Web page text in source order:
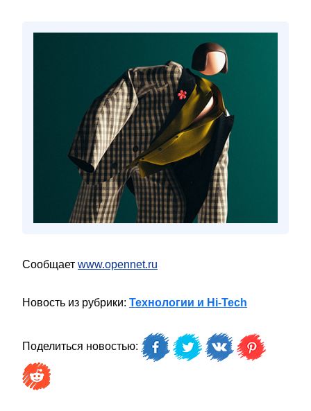
Сообщает www.opennet.ru
Новость из рубрики: Технологии и Hi-Tech
Поделиться новостью: